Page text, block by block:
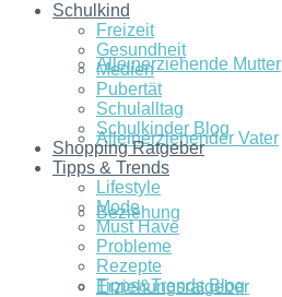
Alleinerziehende Mutter
Alleinerziehender Vater
Beziehung
Erziehungsratgeber
Schulkind
Freizeit
Gesundheit
Medien
Pubertät
Schulalltag
Schulkinder Blog
Shopping Ratgeber
Tipps & Trends
Lifestyle
Mode
Must Have
Probleme
Rezepte
Tipps&Trends Blog